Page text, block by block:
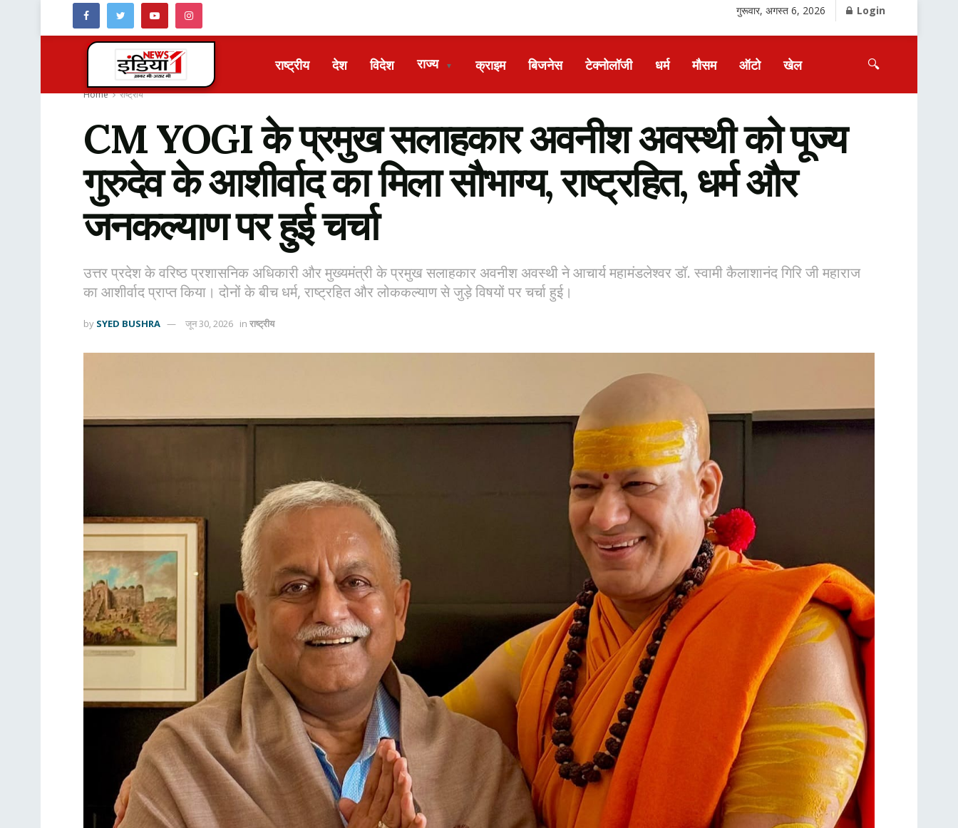
गुरूवार, अगस्त 6, 2026 Login
राष्ट्रीय देश विदेश राज्य ▼ क्राइम बिजनेस टेक्नोलॉजी धर्म मौसम ऑटो खेल 🔍
Home राष्ट्रीय
CM YOGI के प्रमुख सलाहकार अवनीश अवस्थी को पूज्य
गुरुदेव के आशीर्वाद का मिला सौभाग्य, राष्ट्रहित, धर्म और
जनकल्याण पर हुई चर्चा
उत्तर प्रदेश के वरिष्ठ प्रशासनिक अधिकारी और मुख्यमंत्री के प्रमुख सलाहकार अवनीश अवस्थी ने आचार्य महामंडलेश्वर डॉ. स्वामी कैलाशानंद गिरि जी महाराज
का आशीर्वाद प्राप्त किया। दोनों के बीच धर्म, राष्ट्रहित और लोककल्याण से जुड़े विषयों पर चर्चा हुई।
by SYED BUSHRA जून 30, 2026 in राष्ट्रीय